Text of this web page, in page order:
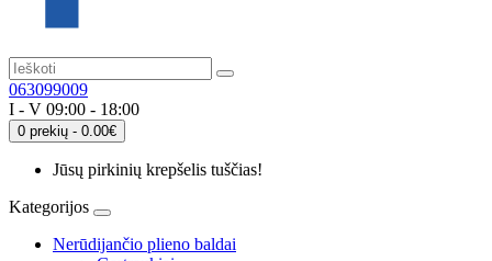
063099009
I - V 09:00 - 18:00
0 prekių - 0.00€
Jūsų pirkinių krepšelis tuščias!
Kategorijos
Nerūdijančio plieno baldai